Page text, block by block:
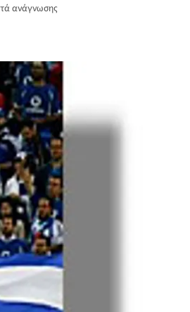
ανάγνωσης